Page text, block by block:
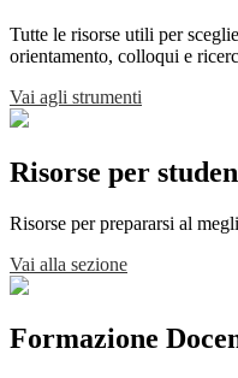
Tutte le risorse utili per
orientamento, colloqui e
Vai agli strumenti
Risorse per
Risorse per prepararsi al
Vai alla sezione
Formazione